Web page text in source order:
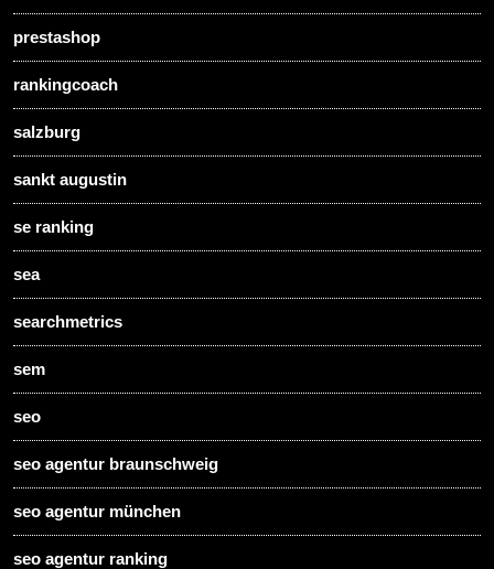
prestashop
rankingcoach
salzburg
sankt augustin
se ranking
sea
searchmetrics
sem
seo
seo agentur braunschweig
seo agentur münchen
seo agentur ranking